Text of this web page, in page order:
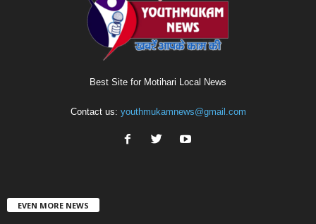
Best Site for Motihari Local News
Contact us: youthmukamnews@gmail.com
EVEN MORE NEWS